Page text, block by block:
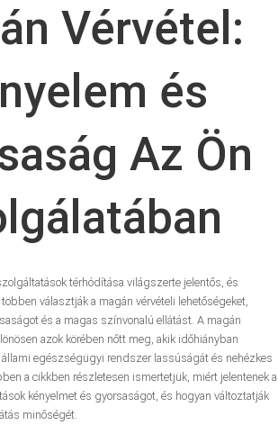
Vérvétel:
és
Az Ön
térhódítása világszerte jelentős, és
választják a magán vérvételi lehetőségeket,
és a magas színvonalú ellátást. A magán
azok körében nőtt meg, akik időhiányban
egészségügyi rendszer lassúságát és nehézkes
a cikkben részletesen ismertetjük, miért jelentenek a
kényelmet és gyorsaságot, és hogyan változtatják
minőségét.